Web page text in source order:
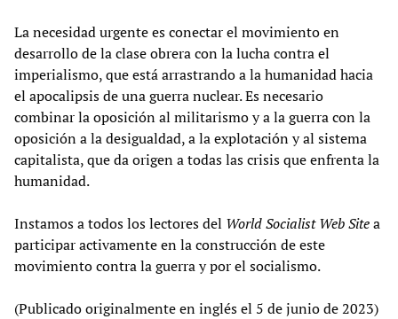
La necesidad urgente es conectar el movimiento en
desarrollo de la clase obrera con la lucha contra el
imperialismo, que está arrastrando a la humanidad hacia
el apocalipsis de una guerra nuclear. Es necesario
combinar la oposición al militarismo y a la guerra con la
oposición a la desigualdad, a la explotación y al sistema
capitalista, que da origen a todas las crisis que enfrenta la
humanidad.
Instamos a todos los lectores del World Socialist Web Sitea
participar activamente en la construcción de este
movimiento contra la guerra y por el socialismo.
(Publicado originalmente en inglés el 5 de junio de 2023)